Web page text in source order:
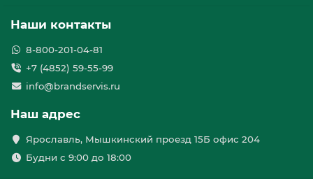
Наши контакты
8-800-201-04-81
+7 (4852) 59-55-99
info@brandservis.ru
Наш адрес
Ярославль, Мышкинский проезд 15Б офис 204
Будни с 9:00 до 18:00